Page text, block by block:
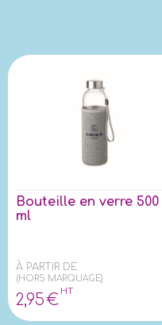
Bouteille en verre 500
ml
À PARTIR DE
(HORS MARQUAGE)
2,95€
HT